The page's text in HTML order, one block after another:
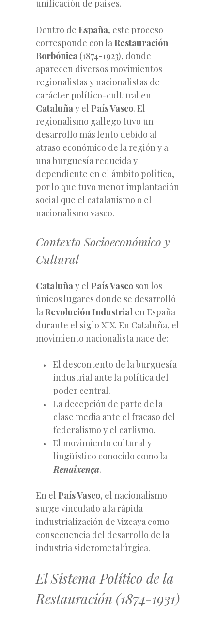
unificación de países.
Dentro de España, este proceso
corresponde con la Restauración
Borbónica (1874-1923), donde
aparecen diversos movimientos
regionalistas y nacionalistas de
carácter político-cultural en
Cataluñay el País Vasco. El
regionalismo gallego tuvo un
desarrollo más lento debido al
atraso económico de la región y a
una burguesía reducida y
dependiente en el ámbito político,
por lo que tuvo menor implantación
social que el catalanismo o el
nacionalismo vasco.
Contexto Socioeconómico y
Cultural
Cataluñay el País Vasco son los
únicos lugares donde se desarrolló
la Revolución Industrial en España
durante el siglo XIX. En Cataluña, el
movimiento nacionalista nace de:
El descontento de la burguesía
industrial ante la política del
poder central.
La decepción de parte de la
clase media ante el fracaso del
federalismo y el carlismo.
El movimiento cultural y
lingüístico conocido como la
Renaixença.
En el País Vasco, el nacionalismo
surge vinculado a la rápida
industrialización de Vizcaya como
consecuencia del desarrollo de la
industria siderometalúrgica.
El Sistema Político de la
Restauración (1874-1931)